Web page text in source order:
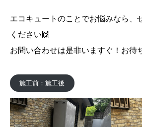
エコキュートのことでお悩みなら、
ください🙌
お問い合わせは是非いますぐ！お待
施工前：施工後